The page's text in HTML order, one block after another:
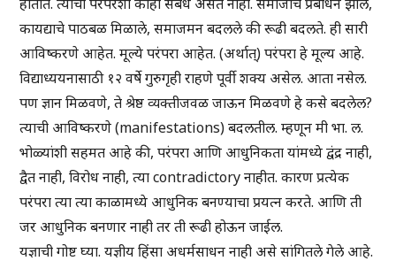
कायद्याचे पाठबळ मिळाले, समाजमन बदलले की रूढी बदलते. ही सारी
आविष्करणे आहेत. मूल्ये परंपरा आहेत. (अर्थात्) परंपरा हे मूल्य आहे.
विद्याध्ययनासाठी १२ वर्षे गुरुगृही राहणे पूर्वी शक्य असेल. आता नसेल.
पण ज्ञान मिळवणे, ते श्रेष्ठ व्यक्तीजवळ जाऊन मिळवणे हे कसे बदलेल?
त्याची आविष्करणे (manifestations) बदलतील. म्हणून मी भा. ल.
भोळ्यांशी सहमत आहे की, परंपरा आणि आधुनिकता यांमध्ये द्वंद्र नाही,
द्वैत नाही, विरोध नाही, त्या contradictory नाहीत. कारण प्रत्येक
परंपरा त्या त्या काळामध्ये आधुनिक बनण्याचा प्रयत्न करते. आणि ती
जर आधुनिक बनणार नाही तर ती रूढी होऊन जाईल.
यज्ञाची गोष्ट घ्या. यज्ञीय हिंसा अधर्मसाधन नाही असे सांगितले गेले आहे.